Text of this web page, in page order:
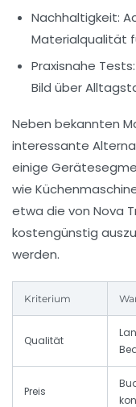
Nachhaltigkeit:
Materialqualität
Praxisnahe Tests:
Bild über
Neben bekannten
interessante
einige
wie
etwa die von Nova
kostengünstig
werden.
Kriterium
Qualität
Preis